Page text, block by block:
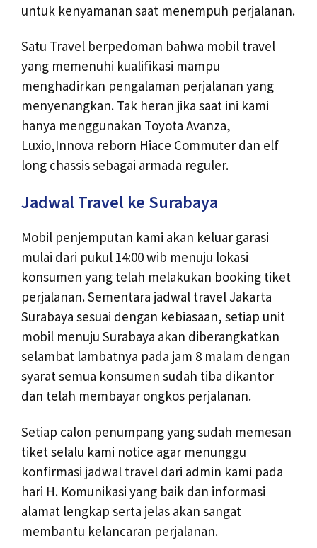
untuk kenyamanan saat menempuh perjalanan.
Satu Travel berpedoman bahwa mobil travel
yang memenuhi kualifikasi mampu
menghadirkan pengalaman perjalanan yang
menyenangkan. Tak heran jika saat ini kami
hanya menggunakan Toyota Avanza,
Luxio,Innova reborn Hiace Commuter dan elf
long chassis sebagai armada reguler.
Jadwal Travel ke Surabaya
Mobil penjemputan kami akan keluar garasi
mulai dari pukul 14:00 wib menuju lokasi
konsumen yang telah melakukan booking tiket
perjalanan. Sementara jadwal travel Jakarta
Surabaya sesuai dengan kebiasaan, setiap unit
mobil menuju Surabaya akan diberangkatkan
selambat lambatnya pada jam 8 malam dengan
syarat semua konsumen sudah tiba dikantor
dan telah membayar ongkos perjalanan.
Setiap calon penumpang yang sudah memesan
tiket selalu kami notice agar menunggu
konfirmasi jadwal travel dari admin kami pada
hari H. Komunikasi yang baik dan informasi
alamat lengkap serta jelas akan sangat
membantu kelancaran perjalanan.